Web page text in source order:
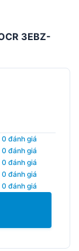
3EBZ-
0 đánh giá
0 đánh giá
0 đánh giá
0 đánh giá
0 đánh giá